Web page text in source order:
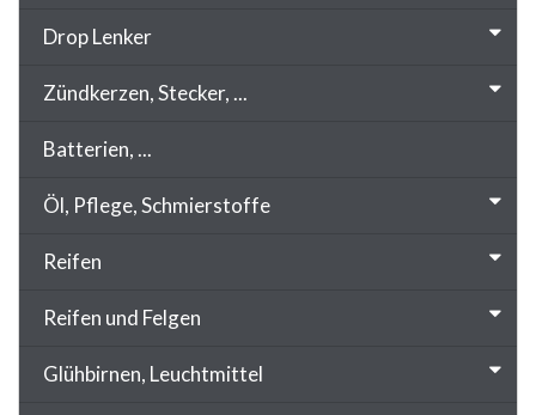
Drop Lenker
Zündkerzen, Stecker, ...
Batterien, ...
Öl, Pflege, Schmierstoffe
Reifen
Reifen und Felgen
Glühbirnen, Leuchtmittel